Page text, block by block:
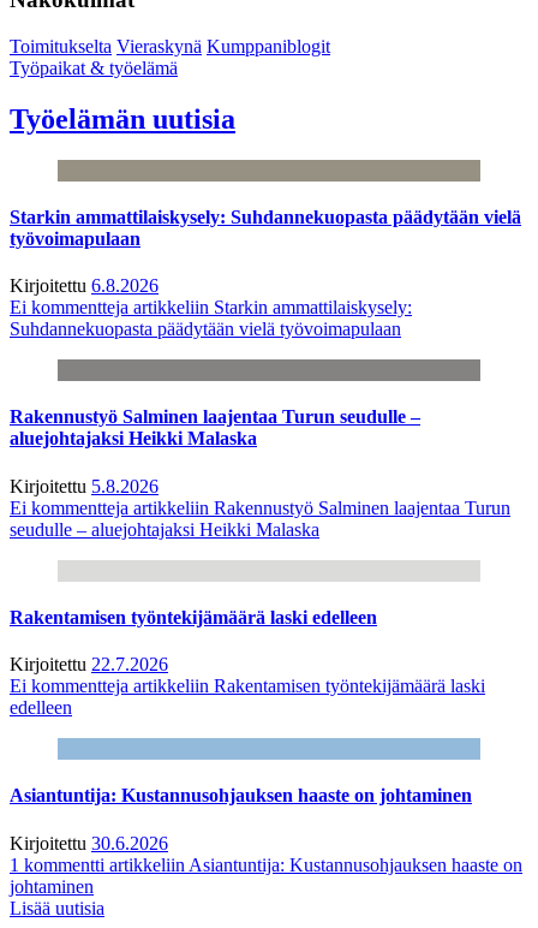
Toimitukselta Vieraskynä Kumppaniblogit
Työpaikat & työelämä
Työelämän uutisia
Starkin ammattilaiskysely: Suhdannekuopasta päädytään vielä
työvoimapulaan
Kirjoitettu 6.8.2026
Ei kommentteja artikkeliin Starkin ammattilaiskysely:
Suhdannekuopasta päädytään vielä työvoimapulaan
Rakennustyö Salminen laajentaa Turun seudulle –
aluejohtajaksi Heikki Malaska
Kirjoitettu 5.8.2026
Ei kommentteja artikkeliin Rakennustyö Salminen laajentaa Turun
seudulle – aluejohtajaksi Heikki Malaska
Rakentamisen työntekijämäärä laski edelleen
Kirjoitettu 22.7.2026
Ei kommentteja artikkeliin Rakentamisen työntekijämäärä laski
edelleen
Asiantuntija: Kustannusohjauksen haaste on johtaminen
Kirjoitettu 30.6.2026
1 kommentti artikkeliin Asiantuntija: Kustannusohjauksen haaste on
johtaminen
Lisää uutisia